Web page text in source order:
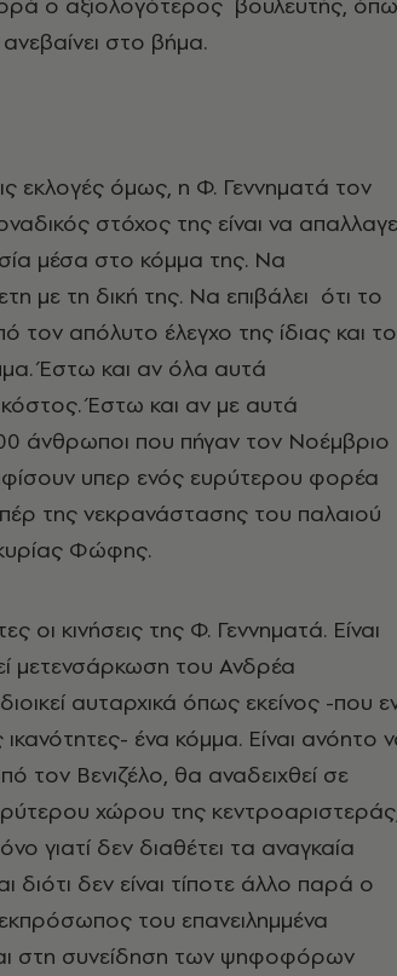
στο βήμα.
εκλογές όμως, η Φ. Γεννηματά τον
στόχος της είναι να
μέσα στο κόμμα της. Να
με τη δική της. Να επιβάλει ότι το
τον απόλυτο έλεγχο της ίδιας και
Έστω και αν όλα αυτά
κόστος. Έστω και αν με αυτά
άνθρωποι που πήγαν τον Νοέμβριο
υπερ ενός ευρύτερου φορέα
της νεκρανάστασης του παλαιού
Φώφης.
οι κινήσεις της Φ. Γεννηματά. Είναι
μετενσάρκωση του Ανδρέα
αυταρχικά όπως εκείνος -που
ικανότητες- ένα κόμμα. Είναι ανόητο
τον Βενιζέλο, θα αναδειχθεί σε
χώρου της
γιατί δεν διαθέτει τα αναγκαία
δεν είναι τίποτε άλλο παρά ο
του επανειλημμένα
στη συνείδηση των ψηφοφόρων